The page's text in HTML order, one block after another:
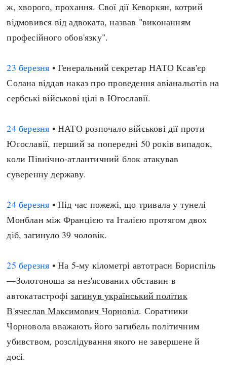
ж, хворого, прохання. Свої дії Кеворкян, котрий
відмовився від адвоката, назвав "виконанням
професійного обов'язку".
23 березня • Генеральний секретар НАТО Ксав'єр
Солана віддав наказ про проведення авіанальотів на
сербські військові цілі в Югославії.
24 березня • НАТО розпочало військові дії проти
Югославії, перший за попередні 50 років випадок,
коли Північно-атлантичний блок атакував
суверенну державу.
24 березня • Під час пожежі, що тривала у тунелі
Монблан між Францією та Італією протягом двох
діб, загинуло 39 чоловік.
25 березня • На 5-му кілометрі автотраси Бориспіль
—Золотоноша за нез'ясованих обставин в
автокатастрофізагинув український політик
В'ячеслав Максимович Чорновіл. Соратники
Чорновола вважають його загибель політичним
убивством, розслідування якого не завершене й
досі.